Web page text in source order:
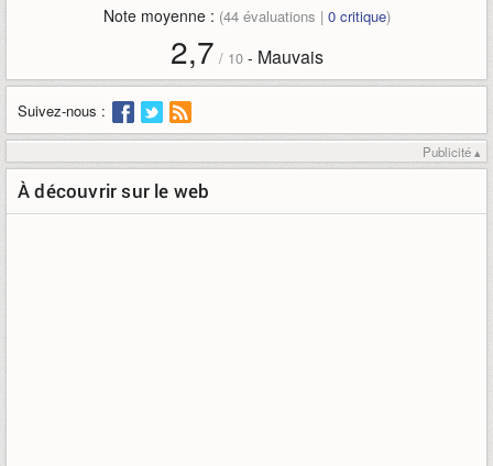
Note moyenne : (44évaluations | 0critique)
2,7 / 10- Mauvais
Suivez-nous :
Publicité ▴
À découvrir sur le web